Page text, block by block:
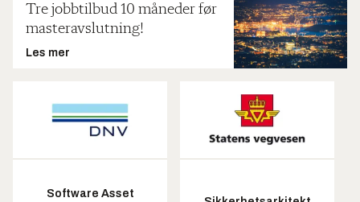
Tre jobbtilbud 10 måneder før
masteravslutning!
Les mer
Software Asset